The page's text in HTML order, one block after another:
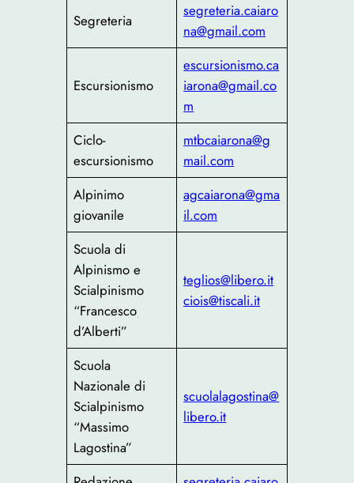
Segreteria
segreteria.caiaro
na@gmail.com
Escursionismo
escursionismo.ca
iarona@gmail.co
m
Ciclo-
escursionismo
mtbcaiarona@g
mail.com
Alpinimo
giovanile
agcaiarona@gma
il.com
Scuola di
Alpinismo e
Scialpinismo
“Francesco
d’Alberti”
teglios@libero.it
ciois@tiscali.it
Scuola
Nazionale di
Scialpinismo
“Massimo
Lagostina”
scuolalagostina@
libero.it